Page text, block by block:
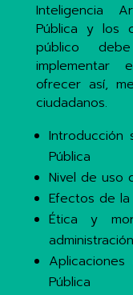
Inteligencia
Pública y los
público
implementar
ofrecer así,
ciudadanos.
Introducción
Pública
Nivel de uso
Efectos de
Ética y
Pública